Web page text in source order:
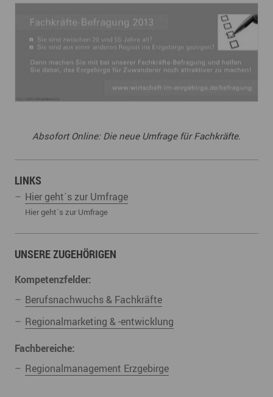
Absofort Online: Die neue Umfrage für Fachkräfte.
LINKS
Hier geht´s zur Umfrage
Hier geht´s zur Umfrage
UNSERE ZUGEHÖRIGEN
Kompetenzfelder:
Berufsnachwuchs & Fachkräfte
Regionalmarketing & -entwicklung
Fachbereiche:
Regionalmanagement Erzgebirge